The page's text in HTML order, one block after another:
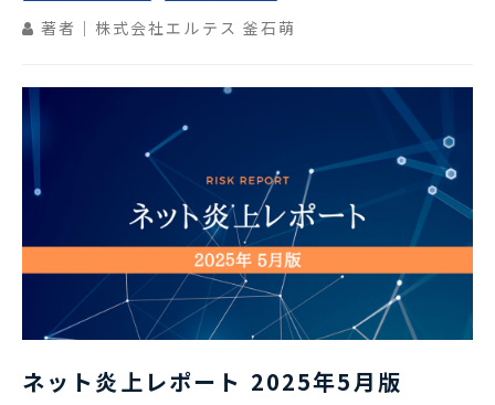
著者｜株式会社エルテス 釜石萌
ネット炎上レポート 2025年5月版